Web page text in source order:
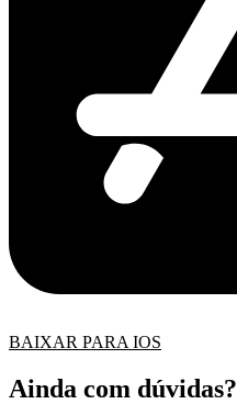
BAIXAR PARA IOS
Ainda com dúvidas?